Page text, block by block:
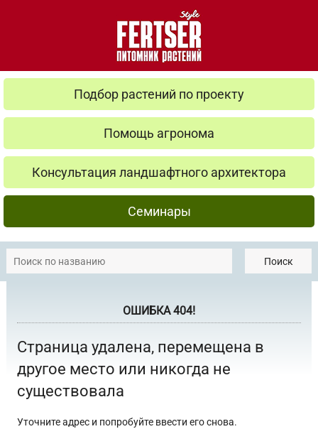
Подбор растений по проекту
Помощь агронома
Консультация ландшафтного архитектора
Семинары
Поиск
ОШИБКА 404!
Страница удалена, перемещена в
другое место или никогда не
существовала
Уточните адрес и попробуйте ввести его снова.